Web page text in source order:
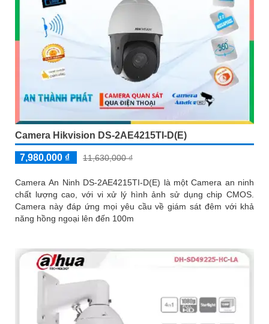
Camera Hikvision DS-2AE4215TI-D(E)
7,980,000 ₫ 11,630,000 ₫
Camera An Ninh DS-2AE4215TI-D(E) là một Camera an ninh
chất lượng cao, với vi xử lý hình ảnh sử dụng chip CMOS.
Camera này đáp ứng mọi yêu cầu về giám sát đêm với khả
năng hồng ngoại lên đến 100m